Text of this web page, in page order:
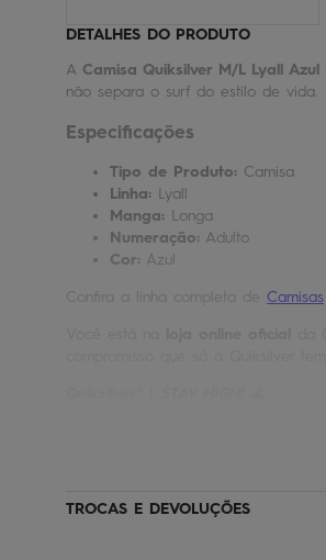
DETALHES DO PRODUTO
A Camisa Quiksilver M/L Lyall Azul
não separa o surf do estilo de vida.
Especificações
Tipo de Produto: Camisa
Linha: Lyall
Manga: Longa
Numeração: Adulto
Cor: Azul
Confira a linha completa de Camisas
TROCAS E DEVOLUÇÕES